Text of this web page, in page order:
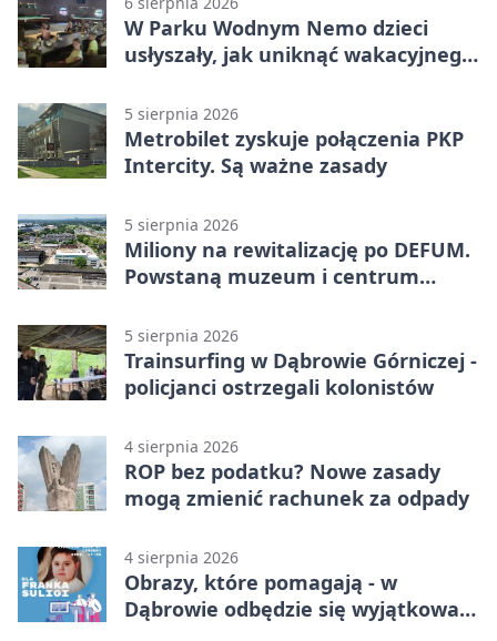
W Parku Wodnym Nemo dzieci
usłyszały, jak uniknąć wakacyjnego
5 sierpnia 2026
Metrobilet zyskuje połączenia PKP
Intercity. Są ważne zasady
5 sierpnia 2026
Miliony na rewitalizację po DEFUM.
Powstaną muzeum i centrum
5 sierpnia 2026
Trainsurfing w Dąbrowie Górniczej -
policjanci ostrzegali kolonistów
4 sierpnia 2026
ROP bez podatku? Nowe zasady
mogą zmienić rachunek za odpady
4 sierpnia 2026
Obrazy, które pomagają - w
Dąbrowie odbędzie się wyjątkowa